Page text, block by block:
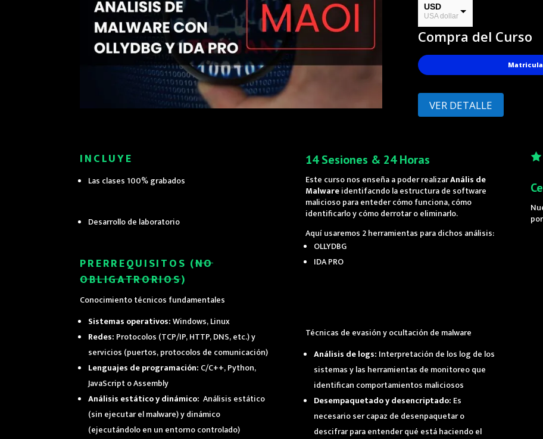
USD
USA dollar
PEN
Compra del Curso
VER DETALLE
INCLUYE
Las clases 100% grabados
Desarrollo de laboratorio
PRERREQUISITOS (NO
OBLIGATRORIOS)
Conocimiento técnicos fundamentales
Sistemas operativos:Windows, Linux
Redes: Protocolos (TCP/IP, HTTP, DNS, etc.) y
servicios (puertos, protocolos de comunicación)
Lenguajes de programación: C/C++, Python,
JavaScript o Assembly
Análisis estático y dinámico: Análisis estático
(sin ejecutar el malware) y dinámico
(ejecutándolo en un entorno controlado)
14 Sesiones & 24 Horas
Este curso nos enseña a poder realizarAnális de
Malwareidentifacndo la estructura de software
malicioso para enteder cómo funciona, cómo
identificarlo y cómo derrotar o eliminarlo.
Aquí usaremos 2 herramientas para dichos análisis:
OLLYDBG
IDA PRO
Técnicas de evasión y ocultación de malware
Análisis de logs: Interpretación de los log de los
sistemas y las herramientas de monitoreo que
identifican comportamientos maliciosos
Desempaquetado y desencriptado: Es
necesario ser capaz de desenpaquetar o
descifrar para entender qué está haciendo el